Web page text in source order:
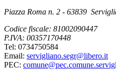
Piazza Roma n. 2 - 63839
Codice fiscale: 81002090447
P.IVA: 00357170448
Tel: 0734750584
Email: servigliano.segr@libero.it
PEC: